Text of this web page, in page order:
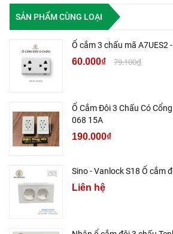
SẢN PHẨM CÙNG LOẠI
Ổ cắm 3 chấu mã A7UES2
60.000₫ 79.100₫
Ổ Cắm Đôi 3 Chấu Có
068 15A
190.000₫
Sino - Vanlock S18 Ổ cắm
Liên hệ